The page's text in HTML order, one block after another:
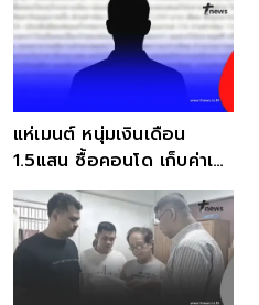
แห่เมนต์ หนุ่มเงินเดือน
1.5แสน ซื้อคอนโด เก็บค่าเช่า
แฟน 1.5 หมื่น